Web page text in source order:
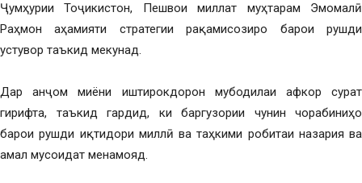
Ҷумҳурии Тоҷикистон, Пешвои миллат муҳтарам Эмомалӣ
Раҳмон аҳамияти стратегии рақамисозиро барои рушди
устувор таъкид мекунад.
Дар анҷом миёни иштирокдорон мубодилаи афкор сурат
гирифта, таъкид гардид, ки баргузории чунин чорабиниҳо
барои рушди иқтидори миллӣ ва таҳкими робитаи назария ва
амал мусоидат менамояд.